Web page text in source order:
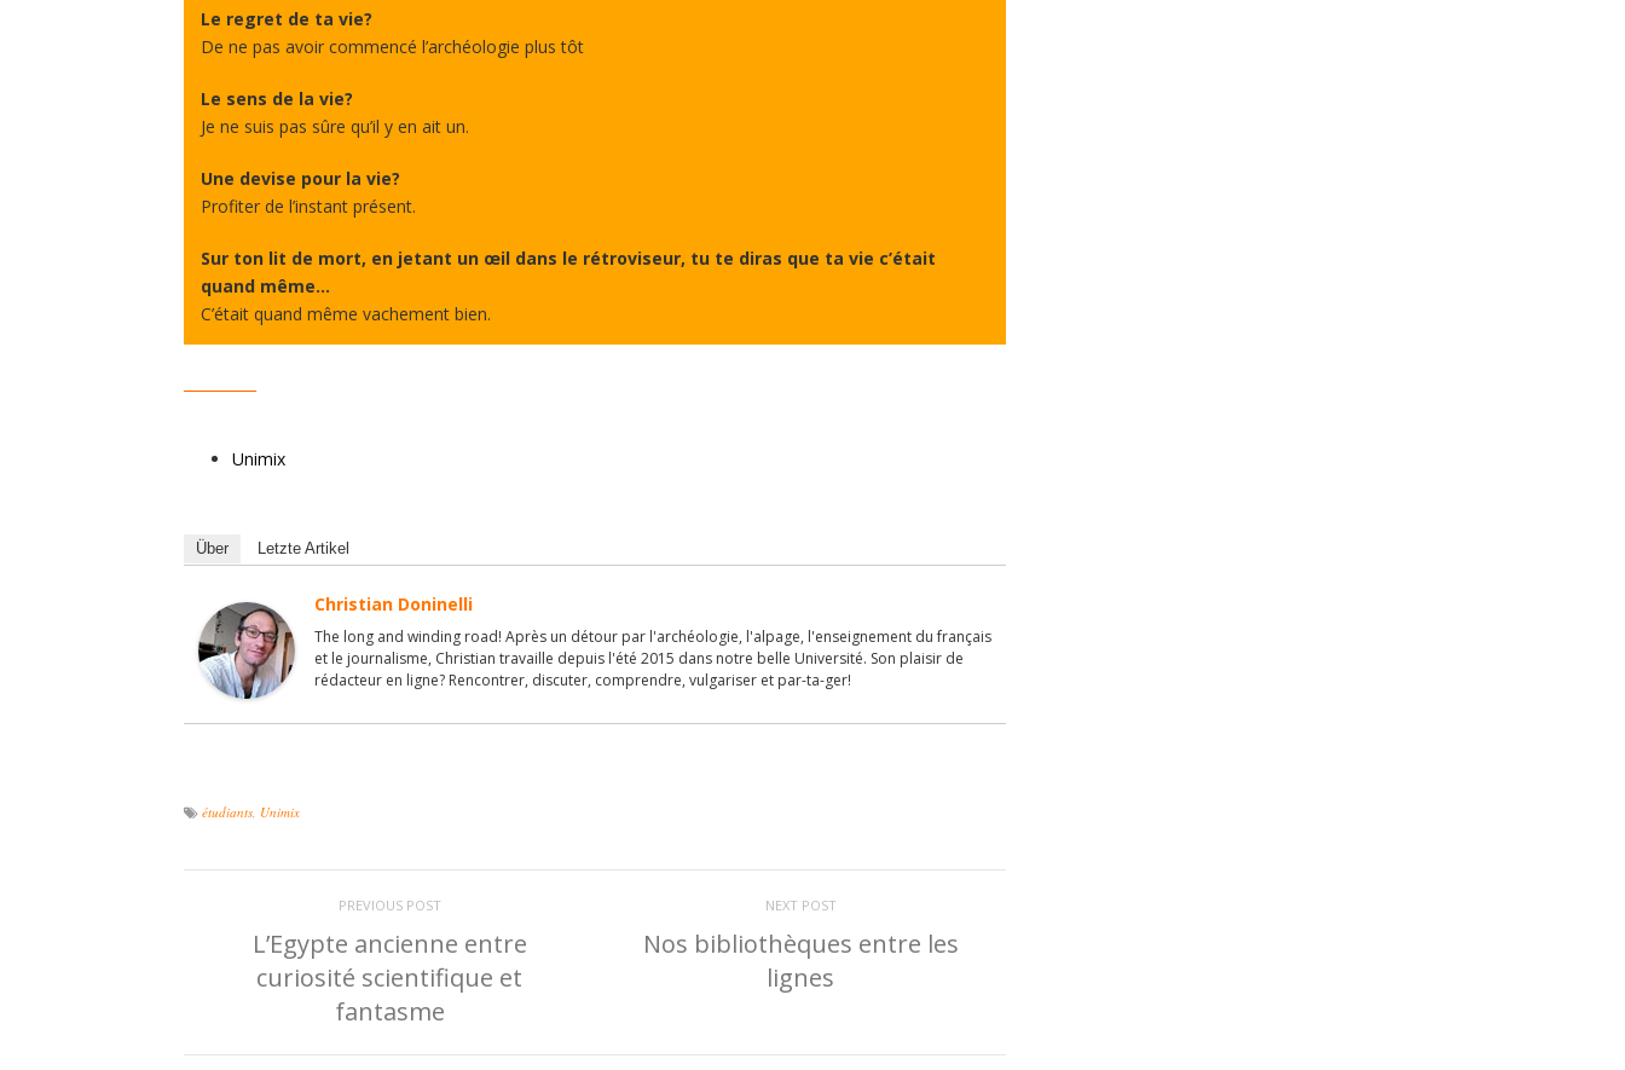
Le regret de ta vie?
De ne pas avoir commencé l’archéologie plus tôt
Le sens de la vie?
Je ne suis pas sûre qu’il y en ait un.
Une devise pour la vie?
Profiter de l’instant présent.
Sur ton lit de mort, en jetant un œil dans le rétroviseur, tu te diras que ta vie c’était
quand même…
C’était quand même vachement bien.
Unimix
Über Letzte Artikel
Christian Doninelli
The long and winding road! Après un détour par l'archéologie, l'alpage, l'enseignement du français
et le journalisme, Christian travaille depuis l'été 2015 dans notre belle Université. Son plaisir de
rédacteur en ligne? Rencontrer, discuter, comprendre, vulgariser et par-ta-ger!
étudiants Unimix
PREVIOUS POST
L’Egypte ancienne entre
curiosité scientifique et
fantasme
NEXT POST
Nos bibliothèques entre les
lignes